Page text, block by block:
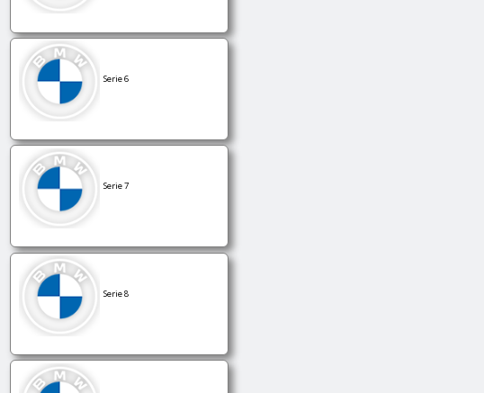
Serie 6
Serie 7
Serie 8